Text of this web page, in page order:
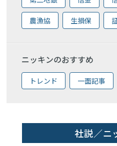
農漁協 生損保
ニッキンのおすすめ
トレンド 一面記事
社説／ニ